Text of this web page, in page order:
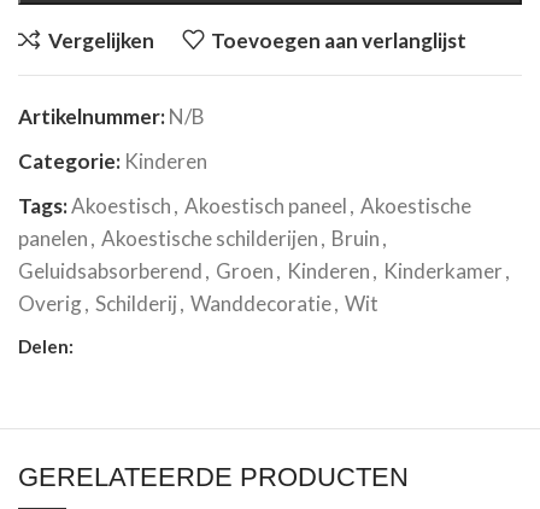
Vergelijken Toevoegen aan verlanglijst
Artikelnummer:N/B
Categorie: Kinderen
Tags:Akoestisch, Akoestisch paneel, Akoestische
panelen, Akoestische schilderijen, Bruin,
Geluidsabsorberend, Groen, Kinderen, Kinderkamer,
Overig, Schilderij, Wanddecoratie, Wit
Delen:
GERELATEERDE PRODUCTEN